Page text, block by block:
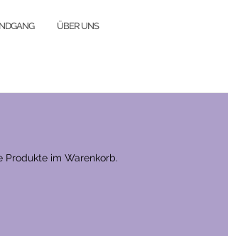
ÜBER UNS
Produkte im Warenkorb.